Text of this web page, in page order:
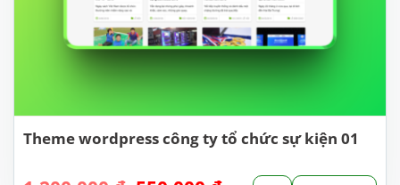
Theme wordpress công ty tổ chức sự kiện 01